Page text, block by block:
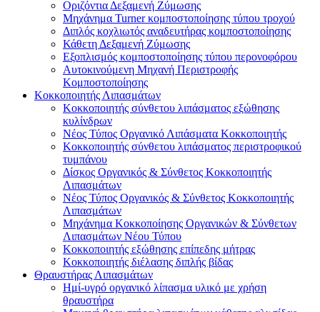
Οριζόντια Δεξαμενή Ζύμωσης
Μηχάνημα Turner κομποστοποίησης τύπου τροχού
Διπλός κοχλιωτός αναδευτήρας κομποστοποίησης
Κάθετη Δεξαμενή Ζύμωσης
Εξοπλισμός κομποστοποίησης τύπου περονοφόρου
Αυτοκινούμενη Μηχανή Περιστροφής
Κομποστοποίησης
Κοκκοποιητής Λιπασμάτων
Κοκκοποιητής σύνθετου λιπάσματος εξώθησης
κυλίνδρων
Νέος Τύπος Οργανικό Λιπάσματα Κοκκοποιητής
Κοκκοποιητής σύνθετου λιπάσματος περιστροφικού
τυμπάνου
Δίσκος Οργανικός & Σύνθετος Κοκκοποιητής
Λιπασμάτων
Νέος Τύπος Οργανικός & Σύνθετος Κοκκοποιητής
Λιπασμάτων
Μηχάνημα Κοκκοποίησης Οργανικών & Σύνθετων
Λιπασμάτων Νέου Τύπου
Κοκκοποιητής εξώθησης επίπεδης μήτρας
Κοκκοποιητής διέλασης διπλής βίδας
Θραυστήρας Λιπασμάτων
Ημί-υγρό οργανικό λίπασμα υλικό με χρήση
θραυστήρα